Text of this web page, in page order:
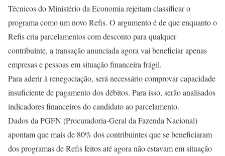
Técnicos do Ministério da Economia rejeitam classificar o
programa como um novo Refis. O argumento é de que enquanto o
Refis cria parcelamentos com desconto para qualquer
contribuinte, a transação anunciada agora vai beneficiar apenas
empresas e pessoas em situação financeira frágil.
Para aderir à renegociação, será necessário comprovar capacidade
insuficiente de pagamento dos débitos. Para isso, serão analisados
indicadores financeiros do candidato ao parcelamento.
Dados da PGFN (Procuradoria-Geral da Fazenda Nacional)
apontam que mais de 80% dos contribuintes que se beneficiaram
dos programas de Refis feitos até agora não estavam em situação